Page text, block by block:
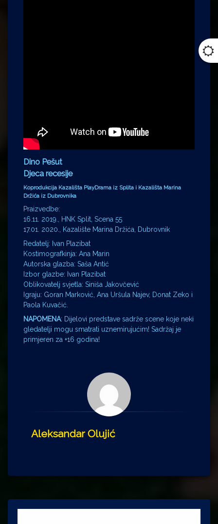
Dino Pešut
Djeca recesije
Koprodukcija Kazališta PlayDrama iz Splita i Kazališta Marina
Držića iz Dubrovnika
Praizvedbe:
16.11. 2019., HNK Split, Scena 55
17.01. 2020., Kazalište Marina Držića, Dubrovnik
Redatelj: Ivan Plazibat
Kostimografkinja: Ana Marin
Autorska glazba: Saša Antić
Izbor glazbe: Ivan Plazibat
Oblikovatelj svjetla: Siniša Jakovčević
Igraju: Goran Marković, Ana Uršula Najev, Donat Zeko i
Paola Kuvačić.
NAPOMENA: Dijelovi predstave sadrže scene koje neki
gledatelji mogu smatrati uznemirujućim! Sadržaj je
primjeren za +16 godina!
Aleksandar Olujić